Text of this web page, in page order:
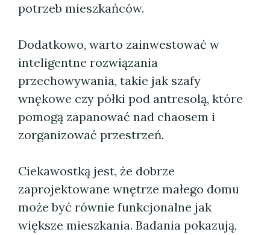
potrzeb mieszkańców.
Dodatkowo, warto zainwestować w
inteligentne rozwiązania
przechowywania, takie jak szafy
wnękowe czy półki pod antresolą, które
pomogą zapanować nad chaosem i
zorganizować przestrzeń.
Ciekawostką jest, że dobrze
zaprojektowane wnętrze małego domu
może być równie funkcjonalne jak
większe mieszkania. Badania pokazują,